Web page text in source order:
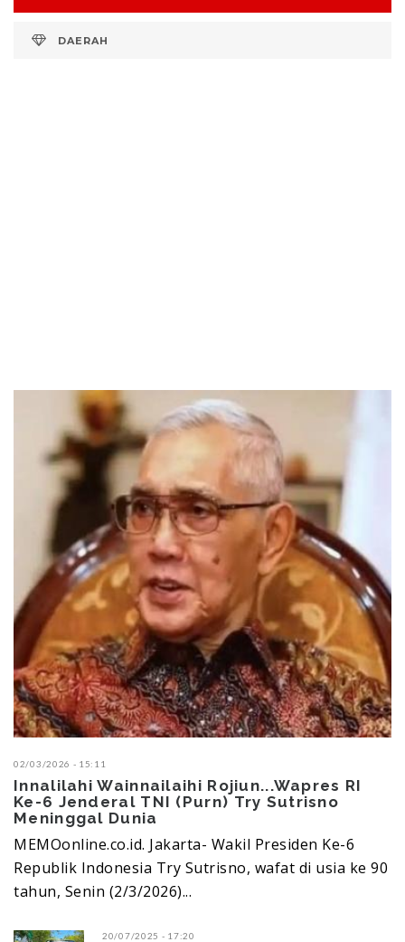
DAERAH
02/03/2026 - 15:11
Innalilahi Wainnailaihi Rojiun...Wapres RI
Ke-6 Jenderal TNI (Purn) Try Sutrisno
Meninggal Dunia ‎
MEMOonline.co.id. Jakarta- Wakil Presiden Ke-6
Republik Indonesia Try Sutrisno, wafat di usia ke 90
tahun, Senin (2/3/2026)...
20/07/2025 - 17:20